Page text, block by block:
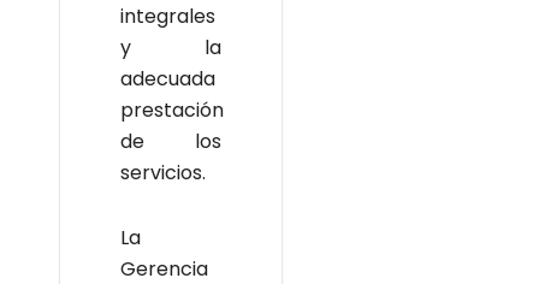
integrales
y la
adecuada
prestación
de los
servicios.
La
Gerencia